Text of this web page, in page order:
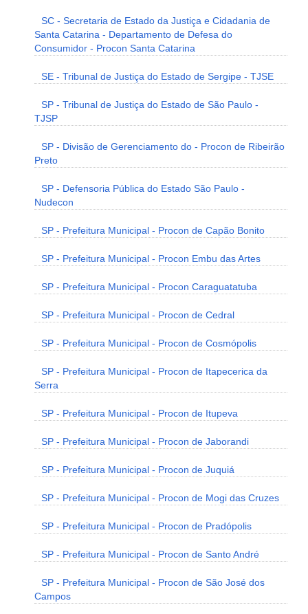
SC - Secretaria de Estado da Justiça e Cidadania de
Santa Catarina - Departamento de Defesa do
Consumidor - Procon Santa Catarina
SE - Tribunal de Justiça do Estado de Sergipe - TJSE
SP - Tribunal de Justiça do Estado de São Paulo -
TJSP
SP - Divisão de Gerenciamento do - Procon de Ribeirão
Preto
SP - Defensoria Pública do Estado São Paulo -
Nudecon
SP - Prefeitura Municipal - Procon de Capão Bonito
SP - Prefeitura Municipal - Procon Embu das Artes
SP - Prefeitura Municipal - Procon Caraguatatuba
SP - Prefeitura Municipal - Procon de Cedral
SP - Prefeitura Municipal - Procon de Cosmópolis
SP - Prefeitura Municipal - Procon de Itapecerica da
Serra
SP - Prefeitura Municipal - Procon de Itupeva
SP - Prefeitura Municipal - Procon de Jaborandi
SP - Prefeitura Municipal - Procon de Juquiá
SP - Prefeitura Municipal - Procon de Mogi das Cruzes
SP - Prefeitura Municipal - Procon de Pradópolis
SP - Prefeitura Municipal - Procon de Santo André
SP - Prefeitura Municipal - Procon de São José dos
Campos